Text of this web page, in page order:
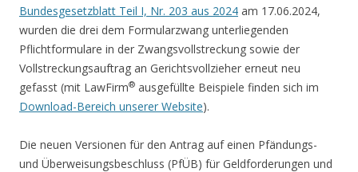
Bundesgesetzblatt Teil I, Nr. 203 aus 2024 am 17.06.2024,
wurden die drei dem Formularzwang unterliegenden
Pflichtformulare in der Zwangsvollstreckung sowie der
Vollstreckungsauftrag an Gerichtsvollzieher erneut neu
gefasst (mit LawFirm® ausgefüllte Beispiele finden sich im
Download-Bereich unserer Website).
Die neuen Versionen für den Antrag auf einen Pfändungs-
und Überweisungsbeschluss (PfÜB) für Geldforderungen und